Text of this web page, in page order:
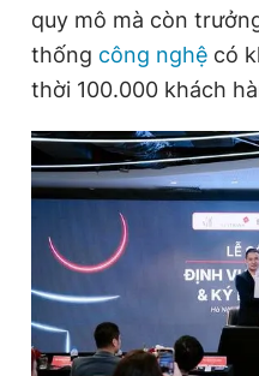
quy mô mà còn
thống công nghệ có
thời 100.000 khách